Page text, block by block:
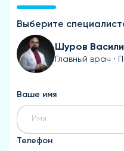
Выберите
Шуров
Главный врач ·
Ваше имя
Телефон